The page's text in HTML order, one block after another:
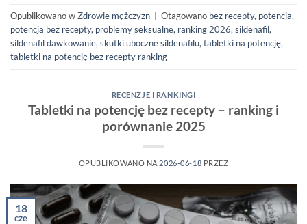
Opublikowano wZdrowie mężczyzn Otagowano bez recepty, potencja,
potencja bez recepty, problemy seksualne, ranking 2026, sildenafil,
sildenafil dawkowanie, skutki uboczne sildenafilu, tabletki na potencję,
tabletki na potencję bez recepty ranking
RECENZJE I RANKINGI
Tabletki na potencję bez recepty – ranking i
porównanie 2025
OPUBLIKOWANO NA 2026-06-18 PRZEZ
18
cze